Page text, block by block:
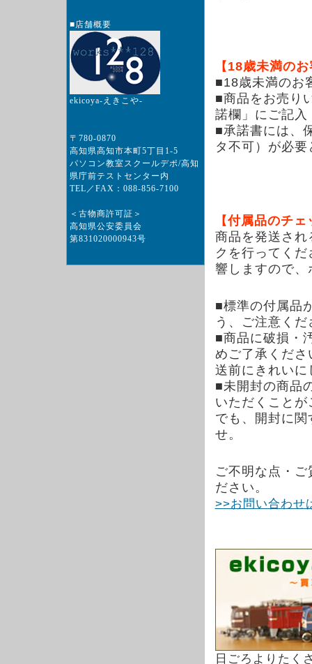
■店舗概要
ekicoya-えきこや-
〒780-0870
高知県高知市本町5丁目1-5
パソコン教室スクールデポ/高知
県庁前テストセンター内
TEL／FAX：088-856-7100
＜古物商許可証＞
高知県公安委員会
第831020000943号
【 18歳未満のお
■18歳未満のお
■商品をお売り
諾欄」にご記
■承諾書には、
タ不可）が必要
【付属品のチェ
商品を発送さ
クを行ってく
響しますので
■標準の付属品
う、ご注意くだ
■商品に破損・
めご了承くだ
送前にきれい
■未開封の商品
いただくこと
でも、開封に
せ。
ご不明な点・
ださい。
>>お問い合わせ
日ごろよりたく